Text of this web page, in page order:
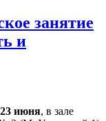
занятие
и
23 июня, в зале